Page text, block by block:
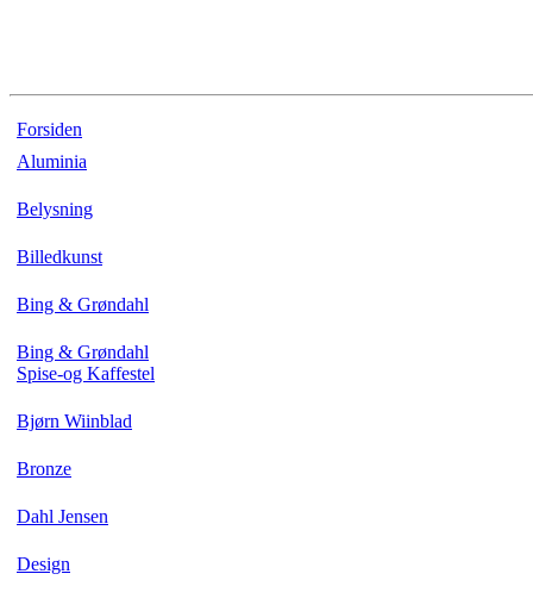
Forsiden
Aluminia
Belysning
Billedkunst
Bing & Grøndahl
Bing & Grøndahl
Spise-og Kaffestel
Bjørn Wiinblad
Bronze
Dahl Jensen
Design